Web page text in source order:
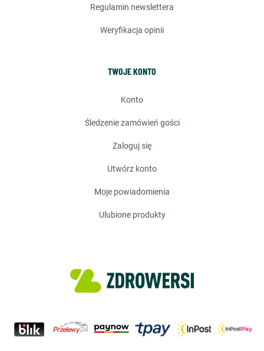
regulamin newslettera
weryfikacja opinii
TWOJE KONTO
konto
śledzenie zamówień gości
zaloguj się
utwórz konto
moje powiadomienia
ulubione produkty